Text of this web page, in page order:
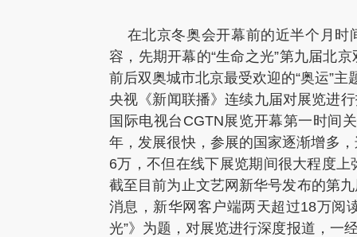
在北京冬奥会开幕前的近半个月时
容，先期开幕的“生命之光”第九届北
前后双奥城市北京最受欢迎的“奥运”主
央视《新闻联播》连续九届对展览进
国际电视台CGTN展览开幕第一时间
年，发展很快，参展的国家逐渐增多
6万，不但在线下展览期间很大程度
截至目前为止文艺网新华号发布的第
消息，新华网客户端两天超过18万阅
光”》为题，对展览进行深度报道，一